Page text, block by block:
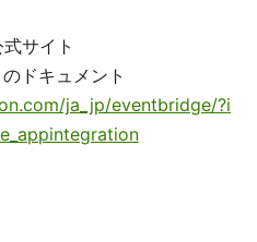
サイト
ドキュメント
ja_jp/eventbridge/?i